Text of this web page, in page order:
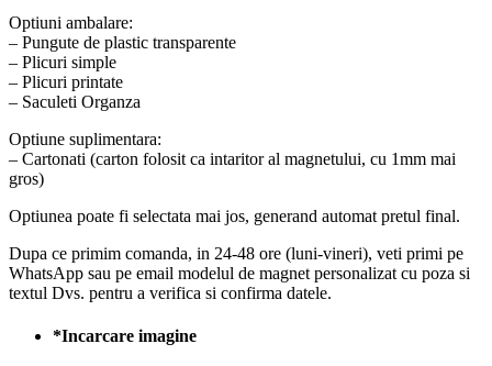
Optiuni ambalare:
– Pungute de plastic transparente
– Plicuri simple
– Plicuri printate
– Saculeti Organza
Optiune suplimentara:
– Cartonati (carton folosit ca intaritor al magnetului, cu 1mm mai
gros)
Optiunea poate fi selectata mai jos, generand automat pretul final.
Dupa ce primim comanda, in 24-48 ore (luni-vineri), veti primi pe
WhatsApp sau pe email modelul de magnet personalizat cu poza si
textul Dvs. pentru a verifica si confirma datele.
*Incarcare imagine